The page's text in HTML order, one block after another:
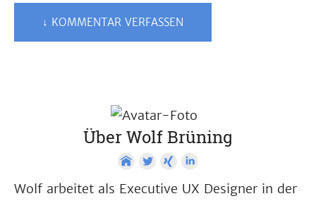
↓ KOMMENTAR VERFASSEN
Über Wolf Brüning
Wolf arbeitet als Executive UX Designer in der